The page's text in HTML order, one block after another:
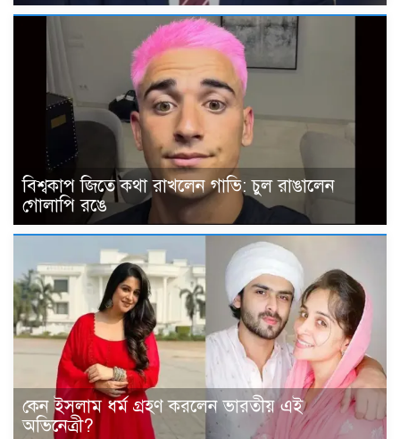
বিশ্বকাপ জিতে কথা রাখলেন গাভি: চুল রাঙালেন
গোলাপি রঙে
কেন ইসলাম ধর্ম গ্রহণ করলেন ভারতীয় এই
অভিনেত্রী?